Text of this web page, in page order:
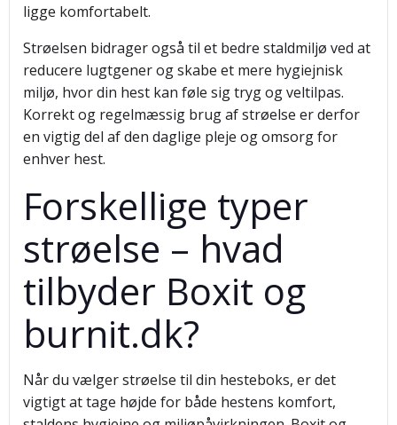
ligge komfortabelt.
Strøelsen bidrager også til et bedre staldmiljø ved at
reducere lugtgener og skabe et mere hygiejnisk
miljø, hvor din hest kan føle sig tryg og veltilpas.
Korrekt og regelmæssig brug af strøelse er derfor
en vigtig del af den daglige pleje og omsorg for
enhver hest.
Forskellige typer
strøelse – hvad
tilbyder Boxit og
burnit.dk?
Når du vælger strøelse til din hesteboks, er det
vigtigt at tage højde for både hestens komfort,